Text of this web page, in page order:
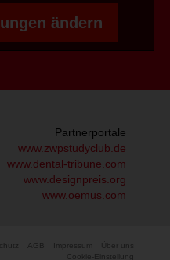
ändern
Partnerportale
www.zwpstudyclub.de
www.dental-tribune.com
www.designpreis.org
www.oemus.com
AGB Impressum
Über uns
Cookie-Einstellung